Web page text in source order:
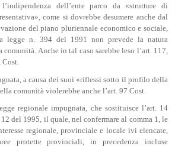
dell’ente parco da «strutture di
come si dovrebbe desumere anche dal
del piano pluriennale economico e sociale,
legge n. 394 del 1991 non prevede la natura
Anche in tal caso sarebbe leso l’art. 117,
Cost.
a causa dei suoi «riflessi sotto il profilo della
comunità violerebbe anche l’art. 97 Cost.
regionale impugnata, che sostituisce l’art. 14
del 1995, il quale, nel confermare al comma 1, le
regionale, provinciale e locale ivi elencate,
protette provinciali, in precedenza incluse